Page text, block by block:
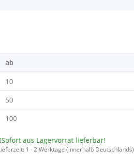
ab
10
50
100
Sofort aus Lagervorrat lieferbar!
1 - 2 Werktage (innerhalb Deutschlands)